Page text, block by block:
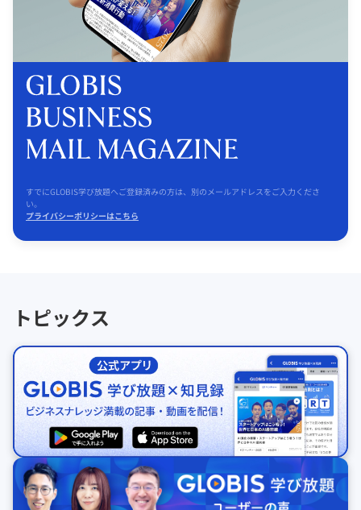
すでにGLOBIS学び放題へご登録済みの方は、別のメールアドレスをご入力くださ
い。
プライバシーポリシーはこちら
トピックス